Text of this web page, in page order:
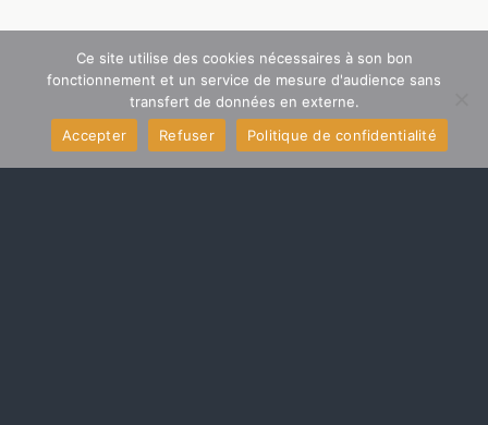
Ce site utilise des cookies nécessaires à son bon
fonctionnement et un service de mesure d'audience sans
transfert de données en externe.
Accepter
Refuser Politique de confidentialité